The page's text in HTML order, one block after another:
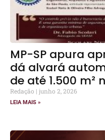
MP-SP apura
dá alvará
de até 1.500 m²
Redação junho 2, 2026
LEIA MAIS »